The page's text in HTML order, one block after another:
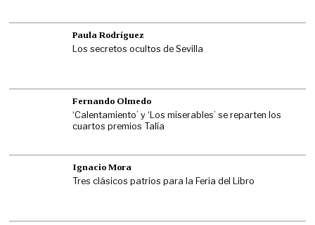
Paula Rodríguez
Los secretos ocultos de Sevilla
Fernando Olmedo
‘Calentamiento’ y ‘Los miserables’ se reparten los
cuartos premios Talía
Ignacio Mora
Tres clásicos patrios para la Feria del Libro